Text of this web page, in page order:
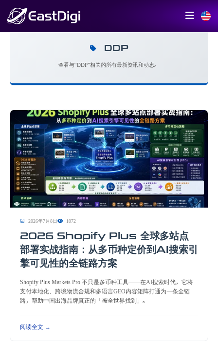
DDP
查看与“DDP”相关的所有最新资讯和动态。
2026年7月8日 1072
2026 Shopify Plus 全球多站点
部署实战指南：从多币种定价到AI搜索引
擎可见性的全链路方案
Shopify Plus Markets Pro 不只是多币种工具——在AI搜索时代，它将
支付本地化、跨境物流合规和多语言GEO内容矩阵打通为一条全链
路，帮助中国出海品牌真正的「被全世界找到」。
阅读全文 →